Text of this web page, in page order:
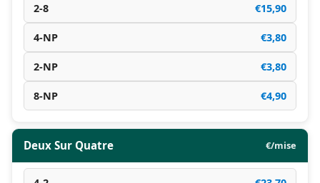
2-8 €15,90
4-NP €3,80
2-NP €3,80
8-NP €4,90
Deux Sur Quatre €/mise